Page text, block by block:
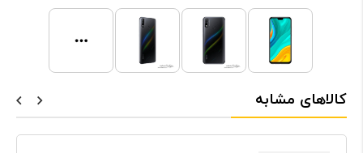
کالاهای مشابه